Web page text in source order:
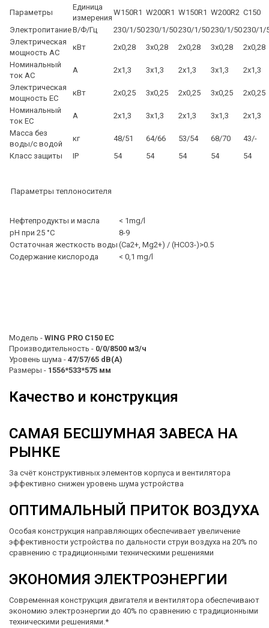
Параметры
Единица
измерения
W150R1 W200R1 W150R1 W200R2 C150
ЭлектропитаниеВ/Ф/Гц 230/1/50230/1/50230/1/50230/1/50230/1/
Электрическая
мощность AC
кВт 2х0,28 3х0,28 2х0,28 3х0,28
2х0,28
Номинальный
ток AC
А 2х1,3 3х1,3 2х1,3 3х1,3
2х1,3
Электрическая
мощность EC
кВт 2х0,25 3х0,25 2х0,25 3х0,25
2х0,25
Номинальный
ток EC
А 2х1,3 3х1,3 2х1,3 3х1,3
2х1,3
Масса без
воды/с водой
кг 48/51 64/66 53/54 68/70
43/-
Класс защиты
IP 54 54 54 54 54
Параметры теплоносителя
Нефтепродукты и масла
< 1mg/l
pH при 25 °C
8-9
Остаточная жесткость воды (Ca2+, Mg2+) / (HCO3-)>0.5
Содержание кислорода
< 0,1 mg/l
Модель - WING PRO C150 EC
Производительность - 0/0/8500 м3/ч
Уровень шума - 47/57/65 dB(A)
Размеры - 1556*533*575 мм
Качество и конструкция
САМАЯ БЕСШУМНАЯ ЗАВЕСА НА
РЫНКЕ
За счёт конструктивных элементов корпуса и вентилятора
эффективно снижен уровень шума устройства
ОПТИМАЛЬНЫЙ ПРИТОК ВОЗДУХА
Особая конструкция направляющих обеспечивает увеличение
эффективности устройства по дальности струи воздуха на 20% по
сравнению с традиционными техническими решениями
ЭКОНОМИЯ ЭЛЕКТРОЭНЕРГИИ
Современная конструкция двигателя и вентилятора обеспечивают
экономию электроэнергии до 40% по сравнению с традиционными
техническими решениями.*